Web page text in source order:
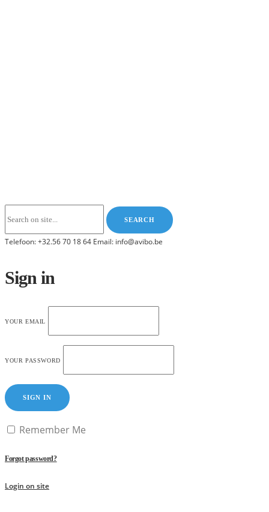
Telefoon: +32.56 70 18 64 Email: info@avibo.be
Sign in
YOUR EMAIL
YOUR PASSWORD
SIGN IN
Remember Me
Forgot password?
Login on site